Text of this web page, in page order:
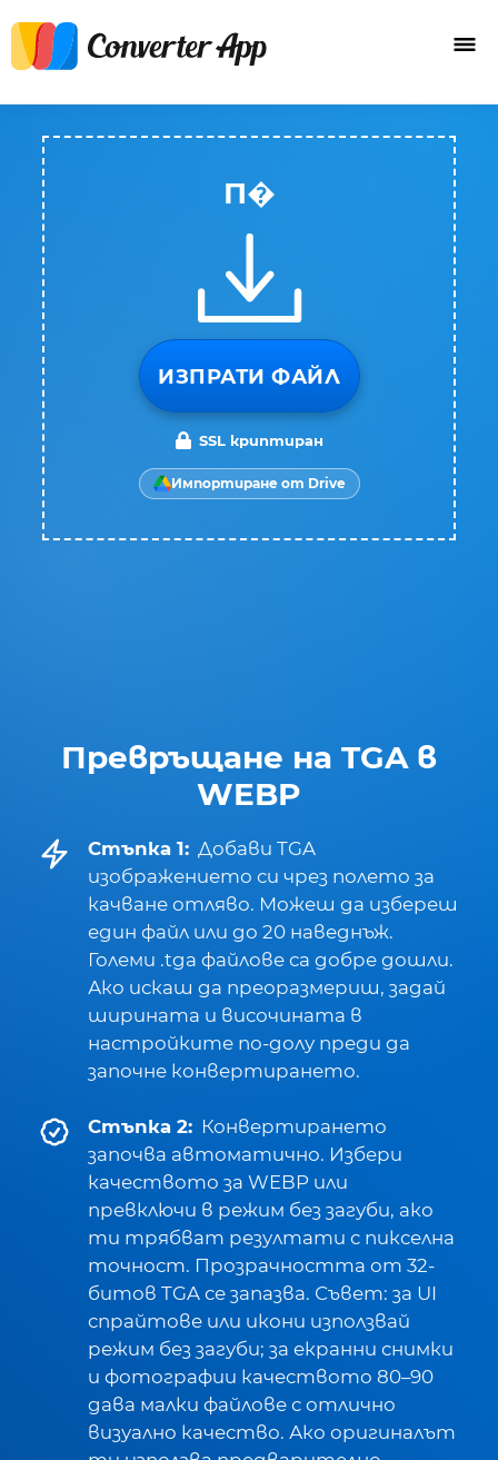
Превръщане на TGA в
WEBP
Стъпка 1: Добави TGA
изображението си чрез полето за
качване отляво. Можеш да избереш
един файл или до 20 наведнъж.
Големи .tga файлове са добре дошли.
Ако искаш да преоразмериш, задай
ширината и височината в
настройките по-долу преди да
започне конвертирането.
Стъпка 2: Конвертирането
започва автоматично. Избери
качеството за WEBP или
превключи в режим без загуби, ако
ти трябват резултати с пикселна
точност. Прозрачността от 32-
битов TGA се запазва. Съвет: за UI
спрайтове или икони използвай
режим без загуби; за екранни снимки
и фотографии качеството 80–90
дава малки файлове с отлично
визуално качество. Ако оригиналът
П�
ИЗПРАТИ ФАЙЛ
SSL криптиран
Импортиране от Drive